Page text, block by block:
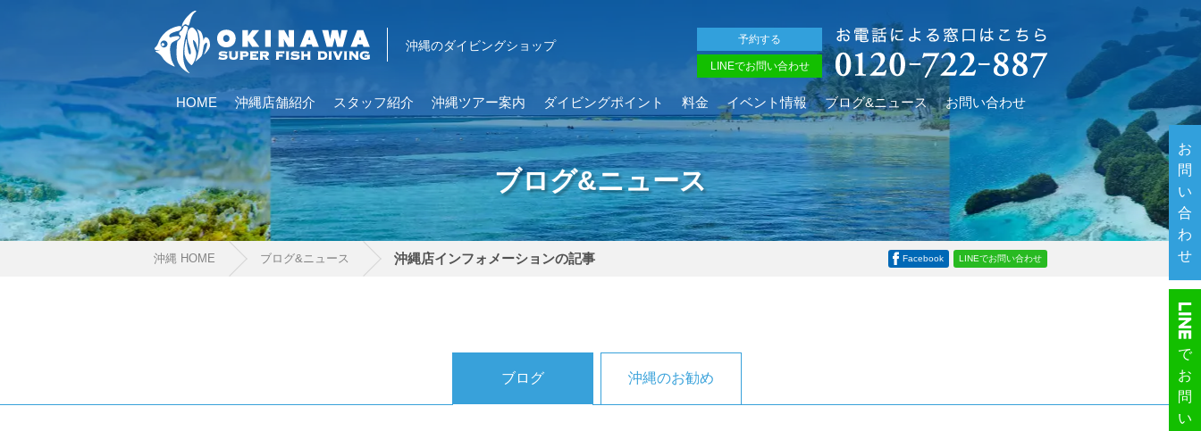
沖縄のダイビングショップ 予約する
LINEでお問い合わせ
ブログ&ニュース
HOME 沖縄店舗紹介 スタッフ紹介 沖縄ツアー案内 ダイビングポイント 料金 イベント情報 ブログ&ニュース お問い合わせ
沖縄 HOME ブログ&ニュース 沖縄店インフォメーションの記事 Facebook LINEでお問い合わせ
ブログ 沖縄のお勧め
お
問
い
合
わ
せ
で
お
問
い